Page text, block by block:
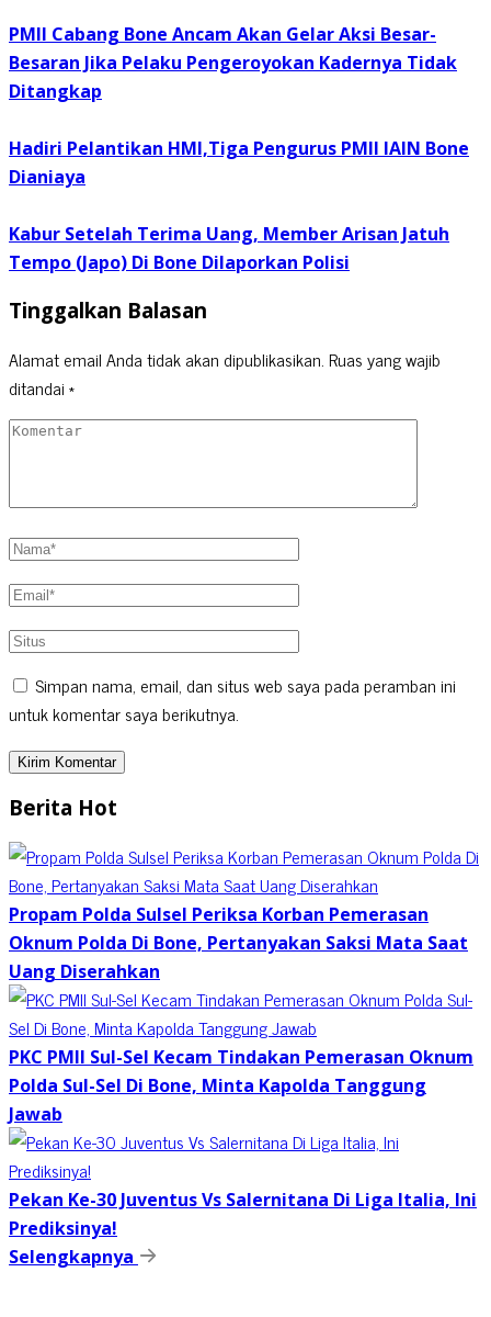
PMII Cabang Bone Ancam Akan Gelar Aksi Besar-
Besaran Jika Pelaku Pengeroyokan Kadernya Tidak
Ditangkap
Hadiri Pelantikan HMI,Tiga Pengurus PMII IAIN Bone
Dianiaya
Kabur Setelah Terima Uang, Member Arisan Jatuh
Tempo (Japo) Di Bone Dilaporkan Polisi
Tinggalkan Balasan
Alamat email Anda tidak akan dipublikasikan.Ruas yang wajib
ditandai*
Simpan nama, email, dan situs web saya pada peramban ini
untuk komentar saya berikutnya.
Berita Hot
Propam Polda Sulsel Periksa Korban Pemerasan
Oknum Polda Di Bone, Pertanyakan Saksi Mata Saat
Uang Diserahkan
PKC PMII Sul-Sel Kecam Tindakan Pemerasan Oknum
Polda Sul-Sel Di Bone, Minta Kapolda Tanggung
Jawab
Pekan Ke-30 Juventus Vs Salernitana Di Liga Italia, Ini
Prediksinya!
Selengkapnya